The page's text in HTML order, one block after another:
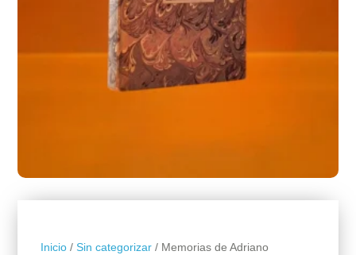
Inicio/ Sin categorizar/ Memorias de Adriano